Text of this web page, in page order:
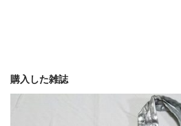
購入した雑誌